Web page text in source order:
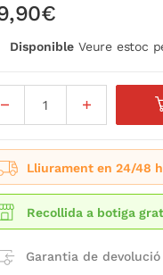
Disponible Veure estoc
Lliurament en 24/48
Recollida a botiga
Garantia de devolució